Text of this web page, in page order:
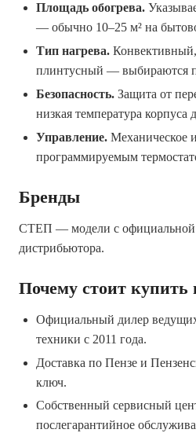
Площадь обогрева.
— обычно 10–25 м² на
Тип нагрева.
плинтусный — выбираются
Безопасность. Защита от
низкая температура корпуса
Управление. Механическое
программируемым
Бренды
СТЕП — модели с официальной
дистрибьютора.
Почему стоит
Официальный дилер
техники с 2011 года.
Доставка по Пензе и
ключ.
Собственный сервисный
послегарантийное